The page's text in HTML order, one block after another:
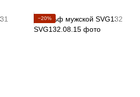
−20%